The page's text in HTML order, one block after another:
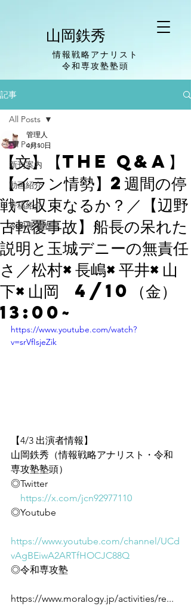
山岡鉄秀
情報戦略アナリスト
​令和専攻塾塾頭
記事
All Posts
新刊案内
動画紹介
寄稿紹介
令和専攻塾
All Posts
【文】【The Q&A】
【イラン情勢】2週間の停
戦で収束なるか？／【辺野
古転覆事故】船長の呆れた
説明と玉城デニーの無責任
さ／松村×長嶋×平井×山
下×山岡 4/10（金）
13:00~
管理人
4月10日
https://www.youtube.com/watch?
v=srVfIsjeZik
【4/3 出演者情報】
山岡鉄秀（情報戦略アナリスト・令和
専攻塾塾頭）
◎Twitter
https://x.com/jcn92977110
◎Youtube
https://www.youtube.com/channel/UCd
vAgBEiwA2ARTfHOCJC88Q
◎令和専攻塾
https://www.moralogy.jp/activities/re...